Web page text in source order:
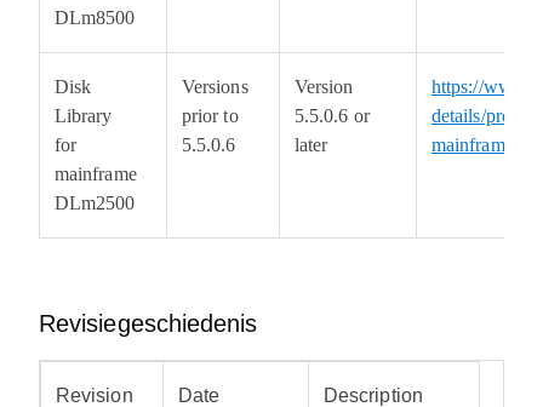
DLm8500
Disk
Library
for
mainframe
DLm2500
Versions
prior to
5.5.0.6
Version
5.5.0.6 or
later
https://
details/
mainframe-
Revisiegeschiedenis
Revision Date Description